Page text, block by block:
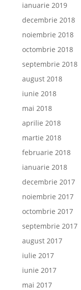
ianuarie 2019
decembrie 2018
noiembrie 2018
octombrie 2018
septembrie 2018
august 2018
iunie 2018
mai 2018
aprilie 2018
martie 2018
februarie 2018
ianuarie 2018
decembrie 2017
noiembrie 2017
octombrie 2017
septembrie 2017
august 2017
iulie 2017
iunie 2017
mai 2017